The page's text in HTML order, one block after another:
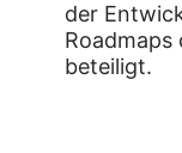
der
beteiligt.